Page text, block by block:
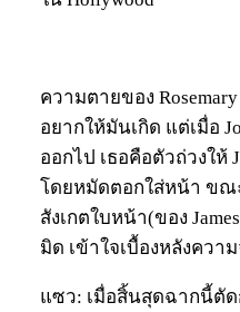
ความตายของ
อยากให้มันเกิด แต่เมื่อ
ออกไป เธอคือตัวถ่วงให้
โดยหมัดตอกใส่หน้า ขณ
สังเกตใบหน้า(ของ
มิด เข้าใจเบื้องหลังควา
แซว: เมื่อสิ้นสุดฉากนี้ตัด